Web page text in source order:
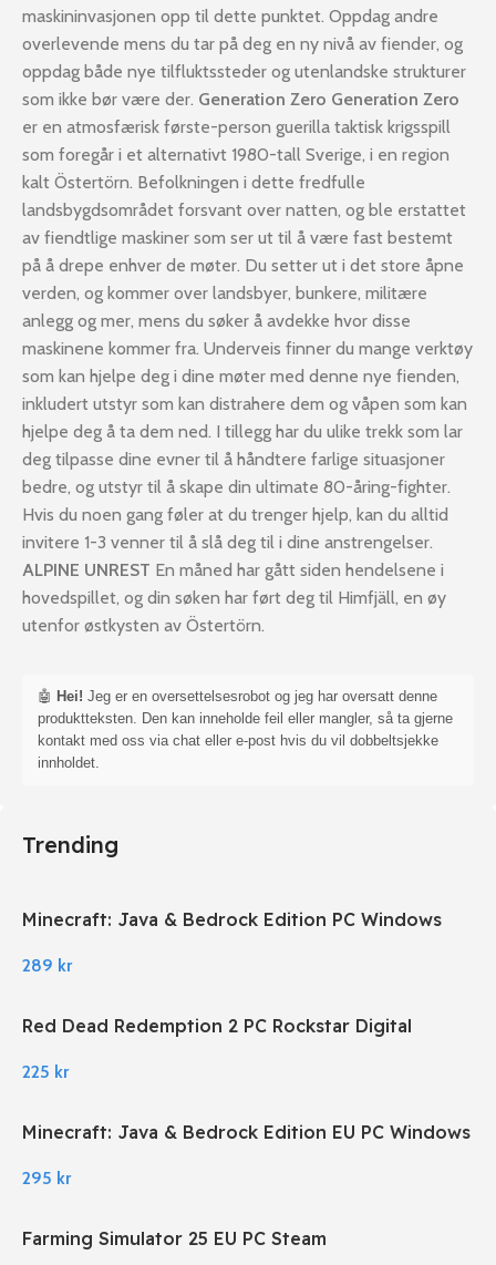
maskininvasjonen opp til dette punktet. Oppdag andre
overlevende mens du tar på deg en ny nivå av fiender, og
oppdag både nye tilfluktssteder og utenlandske strukturer
som ikke bør være der. Generation Zero Generation Zero
er en atmosfærisk første-person guerilla taktisk krigsspill
som foregår i et alternativt 1980-tall Sverige, i en region
kalt Östertörn. Befolkningen i dette fredfulle
landsbygdsområdet forsvant over natten, og ble erstattet
av fiendtlige maskiner som ser ut til å være fast bestemt
på å drepe enhver de møter. Du setter ut i det store åpne
verden, og kommer over landsbyer, bunkere, militære
anlegg og mer, mens du søker å avdekke hvor disse
maskinene kommer fra. Underveis finner du mange verktøy
som kan hjelpe deg i dine møter med denne nye fienden,
inkludert utstyr som kan distrahere dem og våpen som kan
hjelpe deg å ta dem ned. I tillegg har du ulike trekk som lar
deg tilpasse dine evner til å håndtere farlige situasjoner
bedre, og utstyr til å skape din ultimate 80-åring-fighter.
Hvis du noen gang føler at du trenger hjelp, kan du alltid
invitere 1-3 venner til å slå deg til i dine anstrengelser.
ALPINE UNREST En måned har gått siden hendelsene i
hovedspillet, og din søken har ført deg til Himfjäll, en øy
utenfor østkysten av Östertörn.
🤖 Hei! Jeg er en oversettelsesrobot og jeg har oversatt denne
produktteksten. Den kan inneholde feil eller mangler, så ta gjerne
kontakt med oss via chat eller e-post hvis du vil dobbeltsjekke
innholdet.
Trending
Minecraft: Java & Bedrock Edition PC Windows
289 kr
Red Dead Redemption 2 PC Rockstar Digital
225 kr
Minecraft: Java & Bedrock Edition EU PC Windows
295 kr
Farming Simulator 25 EU PC Steam